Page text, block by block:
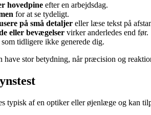
hovedpine efter en arbejdsdag.
for at se tydeligt.
på små detaljer eller læse tekst på
eller bevægelser virker anderledes end før.
tidligere ikke generede dig.
have stor betydning, når præcision og
typisk af en optiker eller øjenlæge og kan